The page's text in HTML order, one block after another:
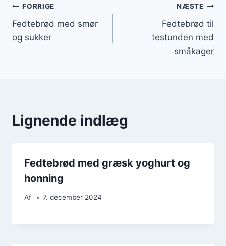
Indlægsnavigation
FORRIGE
Fedtebrød med smør
og sukker
NÆSTE
Fedtebrød til
testunden med
småkager
Lignende indlæg
Fedtebrød med græsk yoghurt og
honning
Af 7. december 2024